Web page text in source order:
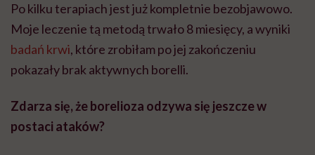
Po kilku terapiach jest już kompletnie bezobjawowo.
Moje leczenie tą metodą trwało 8 miesięcy, a wyniki
badań krwi, które zrobiłam po jej zakończeniu
pokazały brak aktywnych borelli.
Zdarza się, że borelioza odzywa się jeszcze w
postaci ataków?